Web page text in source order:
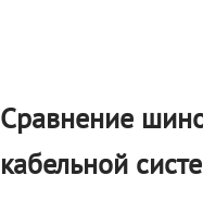
Сравнение
кабельной